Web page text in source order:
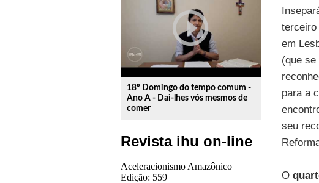
play_circle_outline
18º Domingo do tempo comum -
Ano A - Dai-lhes vós mesmos de
comer
Revista ihu on-line
Aceleracionismo Amazônico
Edição: 559
terceiro
em
(que se
para a
seu
O